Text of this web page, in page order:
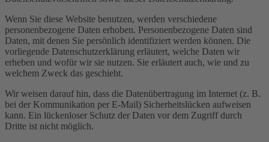
Wenn Sie diese Website benutzen, werden verschiedene
personenbezogene Daten erhoben. Personenbezogene Daten sind
Daten, mit denen Sie persönlich identifiziert werden können. Die
vorliegende Datenschutzerklärung erläutert, welche Daten wir
erheben und wofür wir sie nutzen. Sie erläutert auch, wie und zu
welchem Zweck das geschieht.
Wir weisen darauf hin, dass die Datenübertragung im Internet (z. B.
bei der Kommunikation per E-Mail) Sicherheitslücken aufweisen
kann. Ein lückenloser Schutz der Daten vor dem Zugriff durch
Dritte ist nicht möglich.